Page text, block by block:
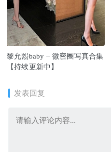
黎允熙baby – 微密圈写真合集
【持续更新中】
发表回复